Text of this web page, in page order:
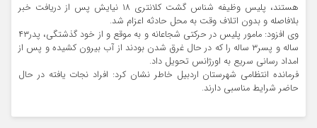
هستند، پلیس وظیفه شناس گشت کلانتری ۱۸ نیایش پس از دریافت خبر
بلافاصله و بدون اتلاف وقت به محل حادثه اعزام شد.
وی افزود: مامور پلیس در حرکتی شجاعانه و به موقع و از خود گذشتگی، پدر۴۳
ساله و پسر۳ ساله را که در حال غرق شدن بودند از آب بیرون کشیده و پس از
امداد رسانی سریع به اورژانس تحویل داد.
فرمانده انتظامی شهرستان اردبیل خاطر نشان کرد: افراد نجات یافته در حال
حاضر شرایط مناسبی دارند.